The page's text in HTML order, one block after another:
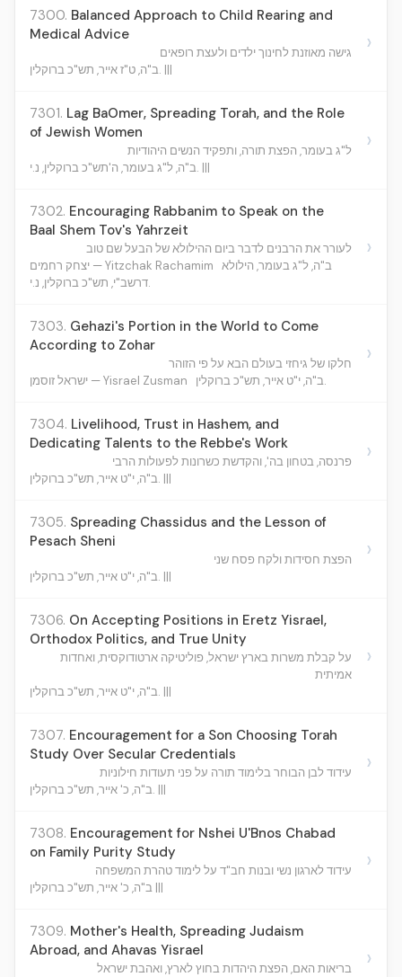
7300. Balanced Approach to Child Rearing and
Medical Advice
גישה מאוזנת לחינוך ילדים ולעצת רופאים
ב"ה, ט"ז אייר, תש"כ ברוקלין. |||
›
7301. Lag BaOmer, Spreading Torah, and the Role
of Jewish Women
ל"ג בעומר, הפצת תורה, ותפקיד הנשים היהודיות
ב"ה, ל"ג בעומר, ה'תש"כ ברוקלין, נ.י. |||
›
7302. Encouraging Rabbanim to Speak on the
Baal Shem Tov's Yahrzeit
לעורר את הרבנים לדבר ביום ההילולא של הבעל שם טוב
יצחק רחמים — Yitzchak Rachamim ב"ה, ל"ג בעומר, הילולא
דרשב"י, תש"כ ברוקלין, נ.י.
›
7303. Gehazi's Portion in the World to Come
According to Zohar
חלקו של גיחזי בעולם הבא על פי הזוהר
ישראל זוסמן — Yisrael Zusman
ב"ה, י"ט אייר, תש"כ ברוקלין.
›
7304. Livelihood, Trust in Hashem, and
Dedicating Talents to the Rebbe's Work
פרנסה, בטחון בה', והקדשת כשרונות לפעולות הרבי
ב"ה, י"ט אייר, תש"כ ברוקלין. |||
›
7305. Spreading Chassidus and the Lesson of
Pesach Sheni
הפצת חסידות ולקח פסח שני
ב"ה, י"ט אייר, תש"כ ברוקלין. |||
›
7306. On Accepting Positions in Eretz Yisrael,
Orthodox Politics, and True Unity
על קבלת משרות בארץ ישראל, פוליטיקה ארטודוקסית, ואחדות
אמיתית
ב"ה, י"ט אייר, תש"כ ברוקלין. |||
›
7307. Encouragement for a Son Choosing Torah
Study Over Secular Credentials
עידוד לבן הבוחר בלימוד תורה על פני תעודות חילוניות
ב"ה, כ' אייר, תש"כ ברוקלין. |||
›
7308. Encouragement for Nshei U'Bnos Chabad
on Family Purity Study
עידוד לארגון נשי ובנות חב"ד על לימוד טהרת המשפחה
ב"ה, כ' אייר, תש"כ ברוקלין |||
›
7309. Mother's Health, Spreading Judaism
Abroad, and Ahavas Yisrael
בריאות האם, הפצת היהדות בחוץ לארץ, ואהבת ישראל
›